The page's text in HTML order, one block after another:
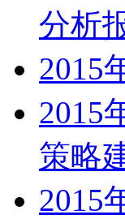
分析
2015
2015
策略
2015